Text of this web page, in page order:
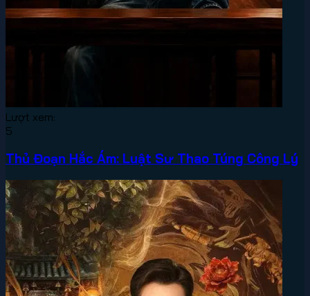
Lượt xem:
5
Thủ Đoạn Hắc Ám: Luật Sư Thao Túng Công Lý